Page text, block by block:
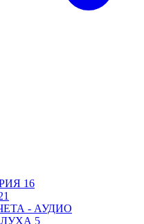
16
- АУДИО
5